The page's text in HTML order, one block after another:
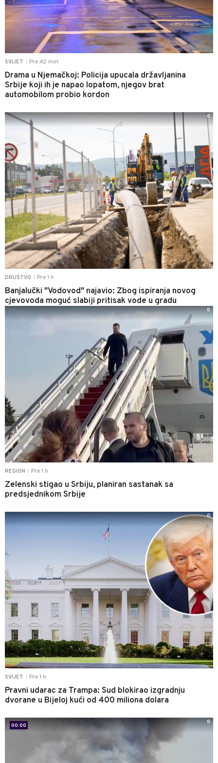
SVIJET Pre 42 min
Drama u Njemačkoj: Policija upucala državljanina
Srbije koji ih je napao lopatom, njegov brat
automobilom probio kordon
DRUŠTVO Pre 1 h
Banjalučki "Vodovod" najavio: Zbog ispiranja novog
cjevovoda moguć slabiji pritisak vode u gradu
0
REGION Pre 1 h
Zelenski stigao u Srbiju, planiran sastanak sa
predsjednikom Srbije
0
SVIJET Pre 1 h
Pravni udarac za Trampa: Sud blokirao izgradnju
dvorane u Bijeloj kući od 400 miliona dolara
0
00:00
0